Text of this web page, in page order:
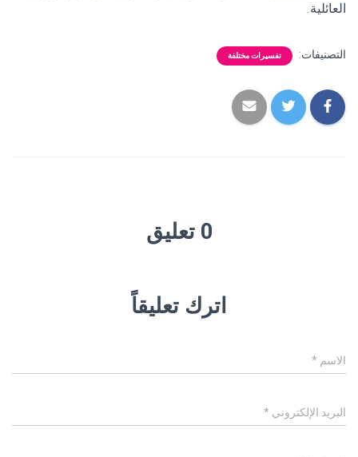
العائلية.
التصنيفات: تفسيرات مختلفة
0 تعليق
اترك تعليقاً
الاسم *
البريد الإلكتروني *